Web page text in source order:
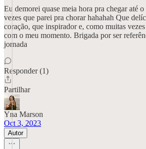
Eu demorei quase meia hora pra chegar até
vezes que parei pra chorar hahahah Que
coração, que inspirador e, como muitas
com o meu momento. Brigada por ser
jornada
Responder (1)
Partilhar
Yna Marson
Oct 3, 2023
Autor